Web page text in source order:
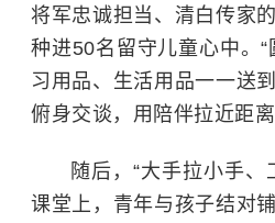
将军忠诚担当、清白传家
种进50名留守儿童心中。
习用品、生活用品一一送
俯身交谈，用陪伴拉近距离
随后，“大手拉小手
课堂上，青年与孩子结对